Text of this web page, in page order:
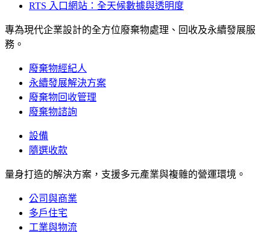
RTS 入口網站：全天候數據與透明度
專為現代企業設計的全方位廢棄物處理、回收及永續發展服
務。
廢棄物經紀人
永續發展解決方案
廢棄物回收管理
廢棄物諮詢
設備
隨選收款
量身打造的解決方案，支援多元產業與複雜的營運環境。
公司與商業
多戶住宅
工業與物流